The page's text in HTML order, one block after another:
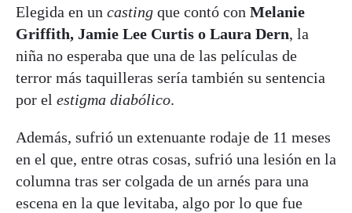
Elegida en un casting que contó con Melanie
Griffith, Jamie Lee Curtis o Laura Dern, la
niña no esperaba que una de las películas de
terror más taquilleras sería también su sentencia
por el estigma diabólico.
Además, sufrió un extenuante rodaje de 11 meses
en el que, entre otras cosas, sufrió una lesión en la
columna tras ser colgada de un arnés para una
escena en la que levitaba, algo por lo que fue